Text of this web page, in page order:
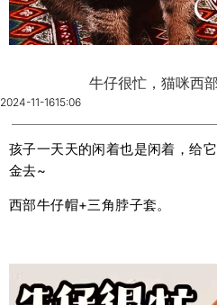
牛仔很忙，猫咪西
2024-11-1615:06
孩子一天天的闲着也是闲着，给
金去~
西部牛仔帽+三角脖子套。